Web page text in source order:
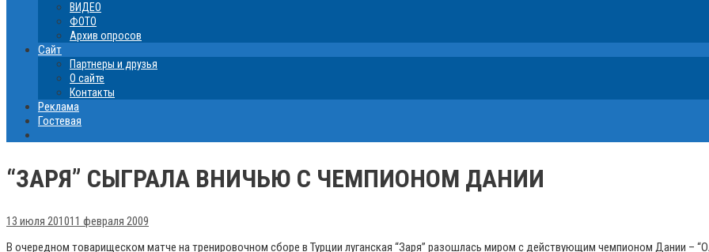
ВИДЕО
ФОТО
Архив опросов
Сайт
Партнеры и друзья
О сайте
Контакты
Реклама
Гостевая
“ЗАРЯ” СЫГРАЛА ВНИЧЬЮ С ЧЕМПИОНОМ ДАНИИ
13 июля 201011 февраля 2009
В очередном товарищеском матче на тренировочном сборе в Турции луганская “Заря” разошлась миром с действующим чемпионом Дании –